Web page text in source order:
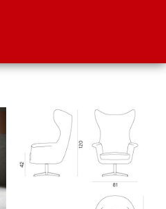
že Vás tento produkt zaujal
and the Google
apply.